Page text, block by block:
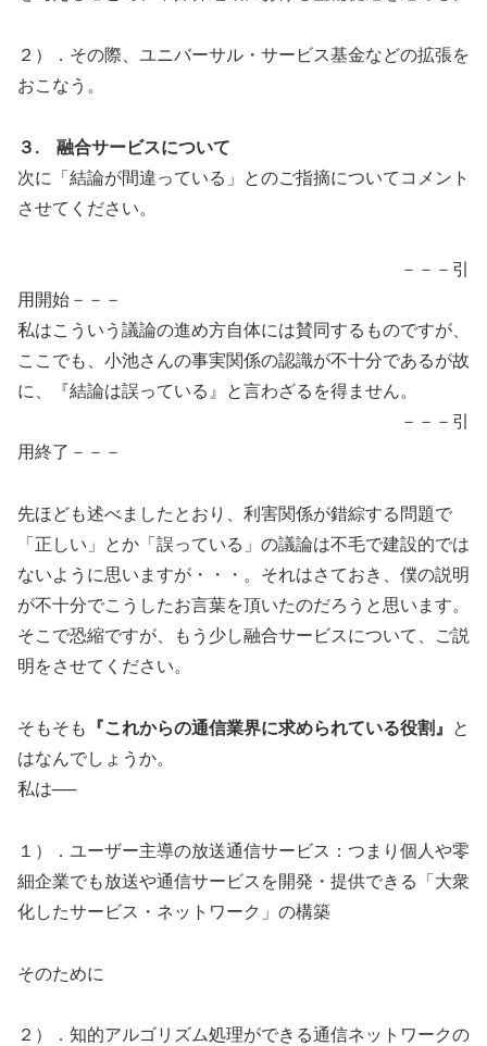
２）．その際、ユニバーサル・サービス基金などの拡張を
おこなう。
３. 融合サービスについて
次に「結論が間違っている」とのご指摘についてコメント
させてください。
－－－引
用開始－－－
私はこういう議論の進め方自体には賛同するものですが、
ここでも、小池さんの事実関係の認識が不十分であるが故
に、『結論は誤っている』と言わざるを得ません。
－－－引
用終了－－－
先ほども述べましたとおり、利害関係が錯綜する問題で
「正しい」とか「誤っている」の議論は不毛で建設的では
ないように思いますが・・・。それはさておき、僕の説明
が不十分でこうしたお言葉を頂いたのだろうと思います。
そこで恐縮ですが、もう少し融合サービスについて、ご説
明をさせてください。
そもそも 『これからの通信業界に求められている役割』
と
はなんでしょうか。
私は──
１）．ユーザー主導の放送通信サービス：つまり個人や零
細企業でも放送や通信サービスを開発・提供できる「大衆
化したサービス・ネットワーク」の構築
そのために
２）．知的アルゴリズム処理ができる通信ネットワークの